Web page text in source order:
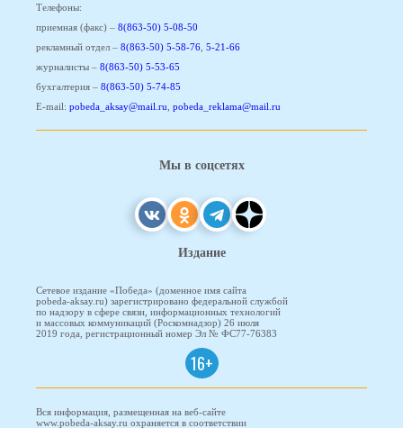
Телефоны:
приемная (факс) – 8(863-50) 5-08-50
рекламный отдел – 8(863-50) 5-58-76 5-21-66
журналисты – 8(863-50) 5-53-65
бухгалтерия – 8(863-50) 5-74-85
E-mail: pobeda_aksay@mail.ru pobeda_reklama@mail.ru
Мы в соцсетях
Издание
Сетевое издание «Победа» (доменное имя сайта
pobeda-aksay.ru) зарегистрировано федеральной службой
по надзору в сфере связи, информационных технологий
и массовых коммуникаций (Роскомнадзор) 26 июля
2019 года, регистрационный номер Эл № ФС77-76383
16+
Вся информация, размещенная на веб-сайте
www.pobeda-aksay.ru охраняется в соответствии